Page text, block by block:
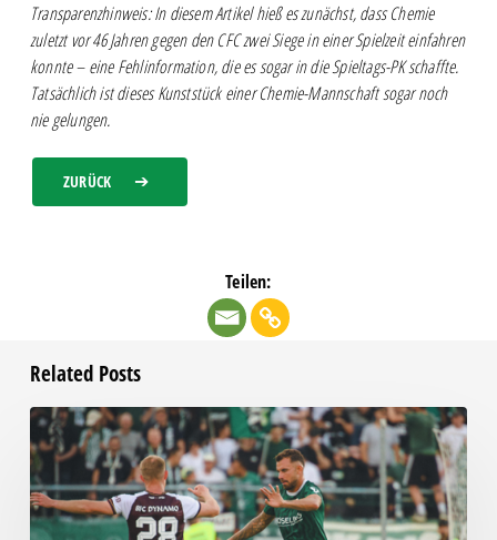
Transparenzhinweis: In diesem Artikel hieß es zunächst, dass Chemie
zuletzt vor 46 Jahren gegen den CFC zwei Siege in einer Spielzeit einfahren
konnte – eine Fehlinformation, die es sogar in die Spieltags-PK schaffte.
Tatsächlich ist dieses Kunststück einer Chemie-Mannschaft sogar noch
nie gelungen.
ZURÜCK
Teilen:
Related Posts
Chemie
beim
RSV
Eintracht
gefordert